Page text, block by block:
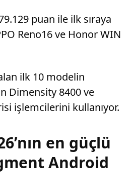
puan ile ilk sıraya
Reno16 ve Honor WIN
ilk 10 modelin
Dimensity 8400 ve
işlemcilerini kullanıyor.
en güçlü
Android